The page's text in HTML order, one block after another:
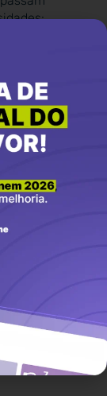
ao Brasil por
a uma grande
ao
se tratava de
de Santa
solo brasileiro
domingo,
Caminha, o
dos
de
pela
permaneceu
de 1500,
para o